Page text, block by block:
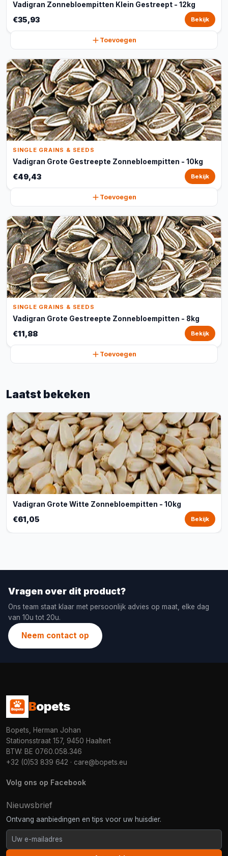
Vadigran Zonnebloempitten Klein Gestreept - 12kg
€35,93 Bekijk
Toevoegen
SINGLE GRAINS & SEEDS
Vadigran Grote Gestreepte Zonnebloempitten - 10kg
€49,43 Bekijk
Toevoegen
SINGLE GRAINS & SEEDS
Vadigran Grote Gestreepte Zonnebloempitten - 8kg
€11,88 Bekijk
Toevoegen
Laatst bekeken
Vadigran Grote Witte Zonnebloempitten - 10kg
€61,05 Bekijk
Vragen over dit product?
Ons team staat klaar met persoonlijk advies op maat, elke dag
van 10u tot 20u.
Neem contact op
Bopets
Bopets, Herman Johan
Stationsstraat 157, 9450 Haaltert
BTW: BE 0760.058.346
+32 (0)53 839 642 · care@bopets.eu
Volg ons op Facebook
Nieuwsbrief
Ontvang aanbiedingen en tips voor uw huisdier.